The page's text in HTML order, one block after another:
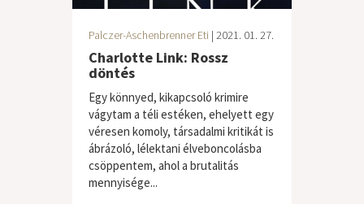
Palczer-Aschenbrenner Eti | 2021. 01. 27.
Charlotte Link: Rossz
döntés
Egy könnyed, kikapcsoló krimire
vágytam a téli estéken, ehelyett egy
véresen komoly, társadalmi kritikát is
ábrázoló, lélektani élveboncolásba
csöppentem, ahol a brutalitás
mennyisége...